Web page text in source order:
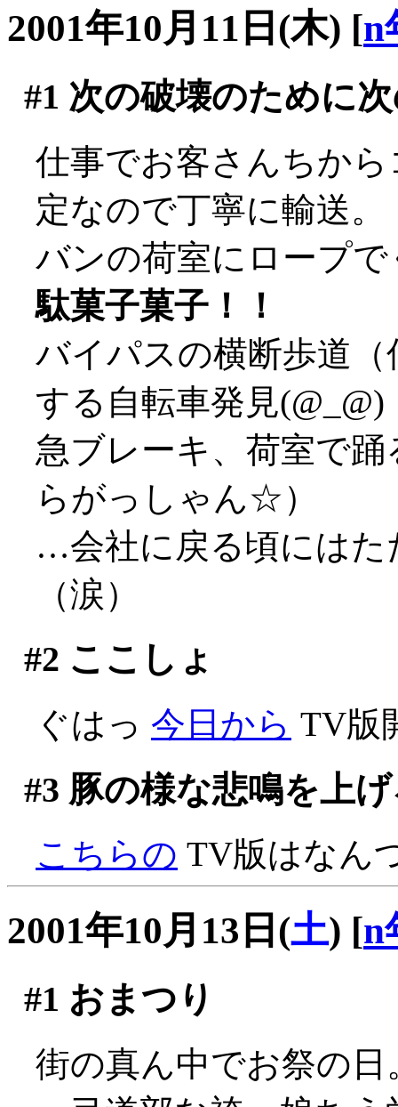
2001年10月11日(木) [n
#1 次の破壊のために
仕事でお客さんちか
定なので丁寧に輸送。
バンの荷室にロープ
駄菓子菓子！！
バイパスの横断歩道
する自転車発見(@_@)
急ブレーキ、荷室で
らがっしゃん☆）
…会社に戻る頃にはた
（涙）
#2 ここしょ
ぐはっ 今日から TV版
#3 豚の様な悲鳴を上
こちらの TV版はなん
2001年10月13日(土) [n
#1 おまつり
街の真ん中でお祭の日